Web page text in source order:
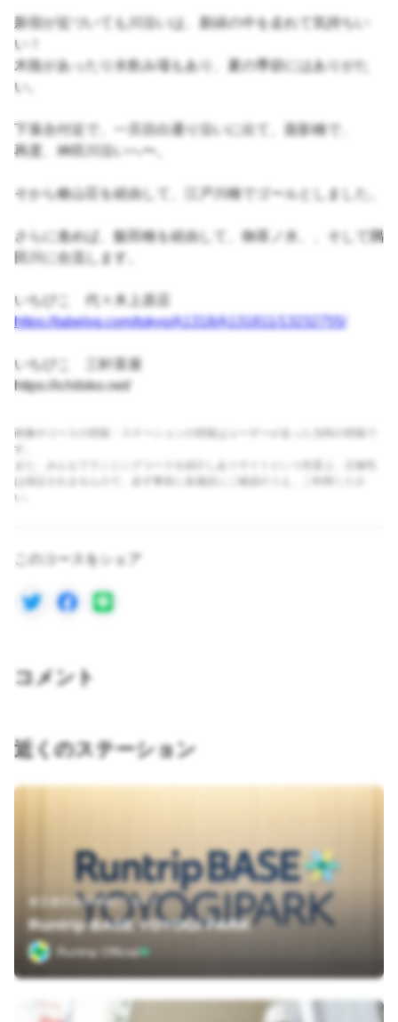
新宿が近づいても川沿いは、新緑の中を走れて気持ちい
い！
木陰があったり水飲み場もあり、夏の季節にはありがた
い。
下落合付近で、一旦目白通り沿いに出て、面影橋で、
再度、神田川沿いへ〜。
そから椿山荘を経由して、江戸川橋でゴールとしました。
さらに進めば、飯田橋を経由して、御茶ノ水、、そして隅
田川に合流します。
いちびこ 代々木上原店
https://tabelog.com/tokyo/A1318/A131811/13232755/
いちびこ 三軒茶屋
https://ichibiko.net/
画像やコースの情報・ステーションの情報はユーザーが走った当時の情報で
す。
また、みんなでランニングコースを紹介しあうサイトという性質上、正確性
は保証されませんので、必ず事前に各施設にご確認のうえ、ご利用くださ
い。
このコースをシェア
コメント
近くのステーション
東京都渋谷区神南1丁目1-1
Runtrip BASE YOYOGI PARK
Runtrip Official